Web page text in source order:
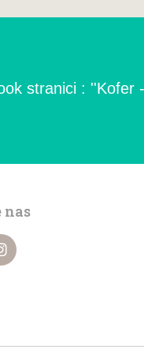
stranici : ''Kofer